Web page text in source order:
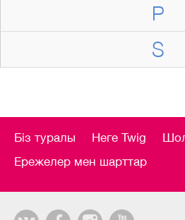
P
S
Біз туралы Неге Twig
Ережелер мен шарттар